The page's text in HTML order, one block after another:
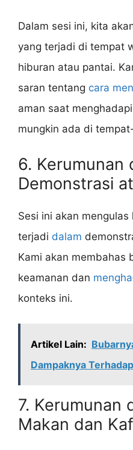
Dalam sesi ini, kita
yang terjadi di tempat
hiburan atau pantai.
saran tentang cara
aman saat
mungkin ada di
6. Kerumunan
Demonstrasi
Sesi ini akan
terjadi dalam
Kami akan membahas
keamanan dan
konteks ini.
Artikel Lain:
Dampaknya
7. Kerumunan
Makan dan